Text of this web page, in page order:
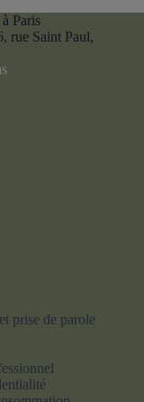
Paris
rue Saint Paul,
prise de parole